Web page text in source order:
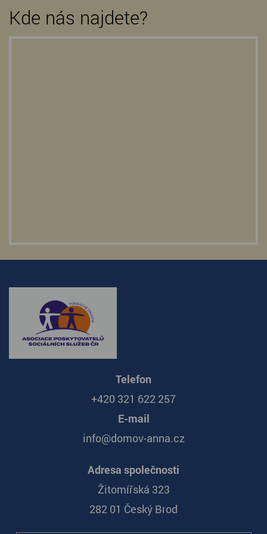
Kde nás najdete?
Telefon
+420 321 622 257
E-mail
info@domov-anna.cz
Adresa společnosti
Žitomířská 323
282 01 Český Brod